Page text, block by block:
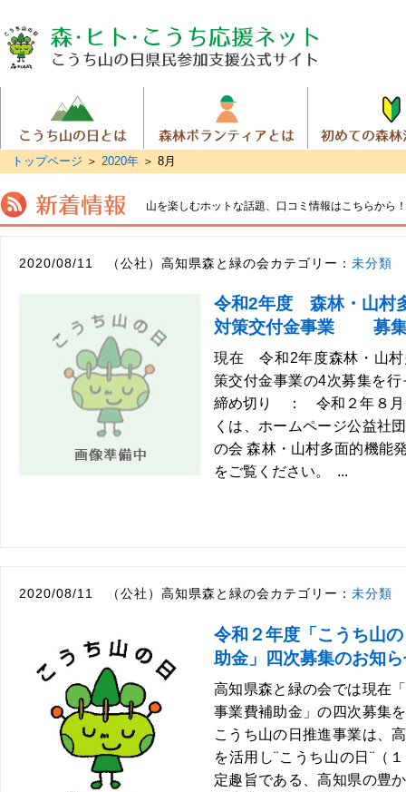
トップページ ＞2020年 ＞8月
山を楽しむホットな話題、 口コミ情報はこちらから！
2020/08/11 （公社）高知県森と緑の会カテゴリー： 未分類
令和2年度 森林・山村
対策交付金事業 募集
現在 令和2年度森林・山村
策交付金事業の4次募集を
締め切り ： 令和２年８月
くは、ホームページ公益社
の会 森林・山村多面的機能
をご覧ください。 ...
2020/08/11 （公社）高知県森と緑の会カテゴリー： 未分類
令和２年度「こうち山
助金」四次募集のお知
高知県森と緑の会では現在
事業費補助金」の四次募集
こうち山の日推進事業は、
を活用し¨こうち山の日¨（
定趣旨である、高知県の豊